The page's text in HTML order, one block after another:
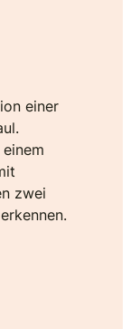
einer
zwei